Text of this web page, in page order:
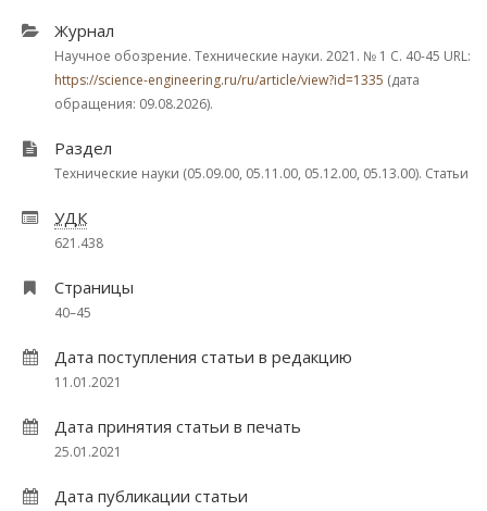
Журнал
Научное обозрение. Технические науки. 2021. № 1 С. 40-45 URL:
https://science-engineering.ru/ru/article/view?id=1335 (дата
обращения: 09.08.2026).
Раздел
Технические науки (05.09.00, 05.11.00, 05.12.00, 05.13.00). Статьи
УДК
621.438
Страницы
40–45
Дата поступления статьи в редакцию
11.01.2021
Дата принятия статьи в печать
25.01.2021
Дата публикации статьи